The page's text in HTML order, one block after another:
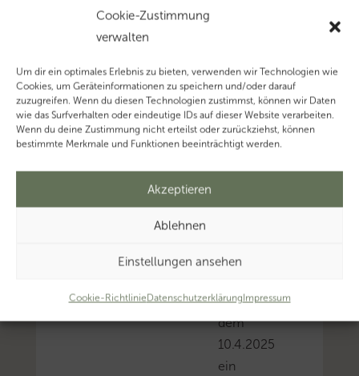
Cookie-Zustimmung
verwalten
Um dir ein optimales Erlebnis zu bieten, verwenden wir Technologien wie
Cookies, um Geräteinformationen zu speichern und/oder darauf
zuzugreifen. Wenn du diesen Technologien zustimmst, können wir Daten
wie das Surfverhalten oder eindeutige IDs auf dieser Website verarbeiten.
Wenn du deine Zustimmung nicht erteilst oder zurückziehst, können
bestimmte Merkmale und Funktionen beeinträchtigt werden.
Akzeptieren
Ablehnen
Einstellungen ansehen
Cookie-RichtlinieDatenschutzerklärungImpressum
5
Das
FinMin
Schleswig-
hin,
seit
dem
10.4.2025
ein